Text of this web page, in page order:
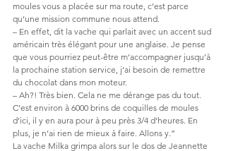
moules vous a placée sur ma route, c’est parce
qu’une mission commune nous attend.
– En effet, dit la vache qui parlait avec un accent sud
américain très élégant pour une anglaise. Je pense
que vous pourriez peut-être m’accompagner jusqu’à
la prochaine station service, j’ai besoin de remettre
du chocolat dans mon moteur.
– Ah?! Très bien. Cela ne me dérange pas du tout.
C’est environ à 6000 brins de coquilles de moules
d’ici, il y en aura pour à peu près 3/4 d’heures. En
plus, je n’ai rien de mieux à faire. Allons y.”
La vache Milka grimpa alors sur le dos de Jeannette